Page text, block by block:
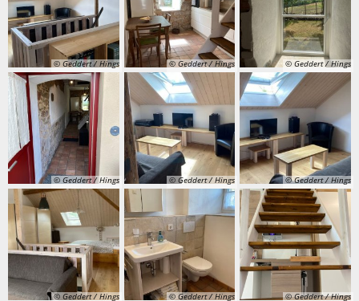
© Geddert / Hings © Geddert / Hings © Geddert / Hings
© Geddert / Hings © Geddert / Hings © Geddert / Hings
© Geddert / Hings © Geddert / Hings © Geddert / Hings